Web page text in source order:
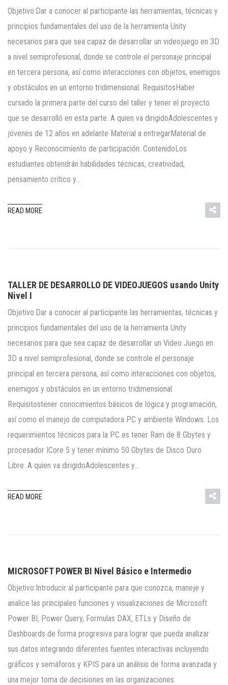
Objetivo:Dar a conocer al participante las herramientas, técnicas y
principios fundamentales del uso de la herramienta Unity
necesarios para que sea capaz de desarrollar un videojuego en 3D
a nivel semiprofesional, donde se controle el personaje principal
en tercera persona, así como interacciones con objetos, enemigos
y obstáculos en un entorno tridimensional. RequisitosHaber
cursado la primera parte del curso del taller y tener el proyecto
que se desarrolló en esta parte. A quien va dirigidoAdolescentes y
jóvenes de 12 años en adelante Material a entregarMaterial de
apoyo y Reconocimiento de participación. ContenidoLos
estudiantes obtendrán habilidades técnicas, creatividad,
pensamiento crítico y…
READ MORE
TALLER DE DESARROLLO DE VIDEOJUEGOS usando Unity
Nivel I
Objetivo:Dar a conocer al participante las herramientas, técnicas y
principios fundamentales del uso de la herramienta Unity
necesarios para que sea capaz de desarrollar un Video Juego en
3D a nivel semiprofesional, donde se controle el personaje
principal en tercera persona, así como interacciones con objetos,
enemigos y obstáculos en un entorno tridimensional.
Requisitostener conocimientos básicos de lógica y programación,
así como el manejo de computadora PC y ambiente Windows. Los
requerimientos técnicos para la PC es tener Ram de 8 Gbytes y
procesador ICore 5 y tener mínimo 50 Gbytes de Disco Duro
Libre. A quien va dirigidoAdolescentes y…
READ MORE
MICROSOFT POWER BI Nivel Básico e Intermedio
Objetivo:Introducir al participante para que conozca, maneje y
analice las principales funciones y visualizaciones de Microsoft
Power BI, Power Query, Formulas DAX, ETLs y Diseño de
Dashboards de forma progresiva para lograr que pueda analizar
sus datos integrando diferentes fuentes interactivas incluyendo
gráficos y semáforos y KPIS para un análisis de forma avanzada y
una mejor toma de decisiones en las organizaciones.